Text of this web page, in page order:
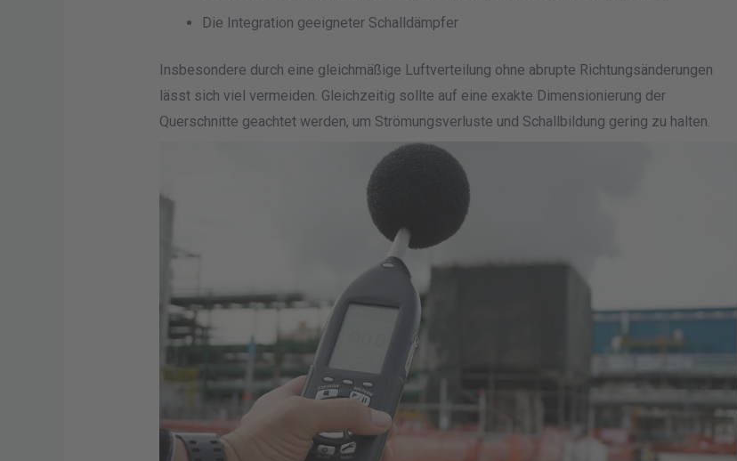
Die Integration geeigneter Schalldämpfer
Insbesondere durch eine gleichmäßige Luftverteilung ohne abrupte Richtungsänderungen
lässt sich viel vermeiden. Gleichzeitig sollte auf eine exakte Dimensionierung der
Querschnitte geachtet werden, um Strömungsverluste und Schallbildung gering zu halten.